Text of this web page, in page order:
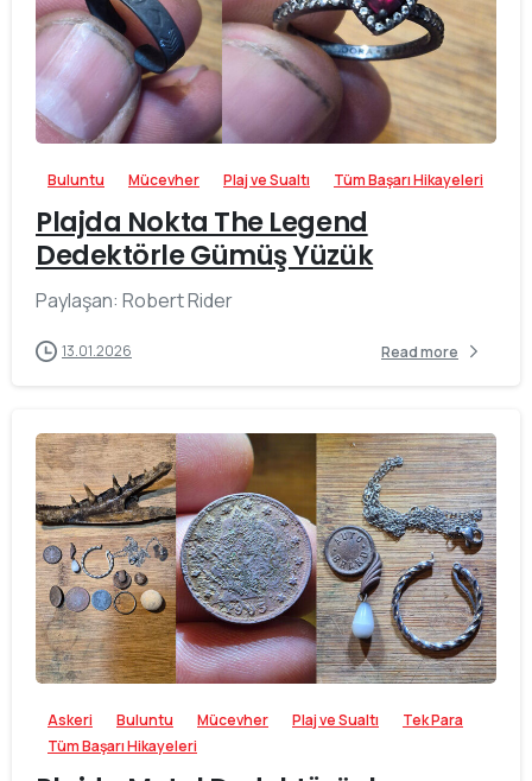
Buluntu Mücevher Plaj ve Sualtı Tüm Başarı Hikayeleri
Plajda Nokta The Legend
Dedektörle Gümüş Yüzük
Paylaşan: Robert Rider
13.01.2026 Read more
-
Askeri Buluntu Mücevher Plaj ve Sualtı
Tek Para
Tüm Başarı Hikayeleri